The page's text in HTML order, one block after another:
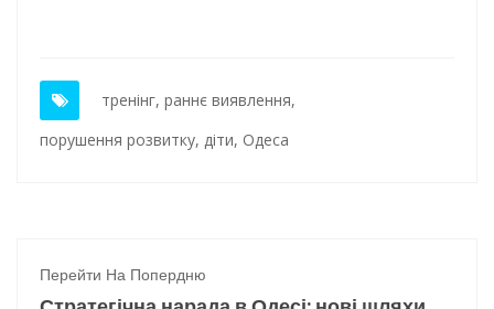
тренінг, раннє виявлення,
порушення розвитку, діти, Одеса
Перейти На Попердню